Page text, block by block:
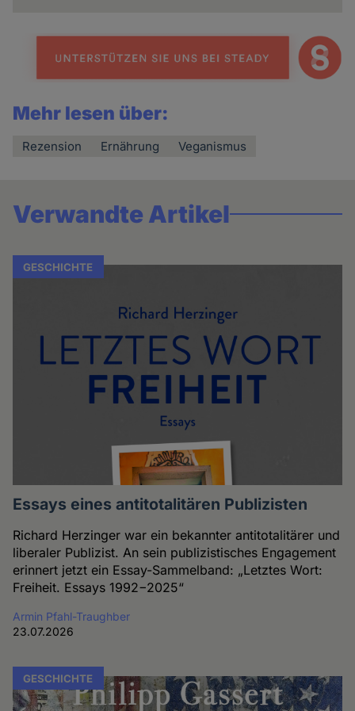
Mehr lesen über:
Rezension Ernährung Veganismus
Verwandte Artikel
GESCHICHTE
Essays eines antitotalitären Publizisten
Richard Herzinger war ein bekannter antitotalitärer und
liberaler Publizist. An sein publizistisches Engagement
erinnert jetzt ein Essay-Sammelband: „Letztes Wort:
Freiheit. Essays 1992−2025“
Armin Pfahl-Traughber
23.07.2026
GESCHICHTE